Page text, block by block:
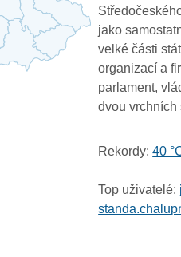
jako
velké části
organizací a
parlament,
dvou vrchních
Rekordy: 40
Top uživatelé: